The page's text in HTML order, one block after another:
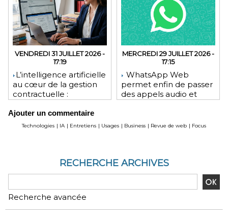
VENDREDI 31 JUILLET 2026 -
17:19
​L’intelligence artificielle
au cœur de la gestion
contractuelle :
pour les juristes ?
MERCREDI 29 JUILLET 2026 -
17:15
WhatsApp Web
permet enfin de passer
des appels audio et
Ajouter un commentaire
Technologies | IA | Entretiens | Usages | Business | Revue de web | Focus
RECHERCHE ARCHIVES
Recherche avancée